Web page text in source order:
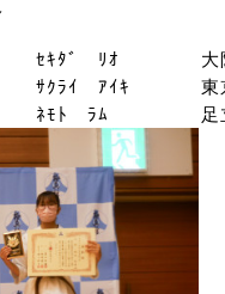
ｾｷﾀﾞ ﾘｵ
大
ｻｸﾗｲ ｱｲｷ
東
ﾈﾓﾄ ﾗﾑ